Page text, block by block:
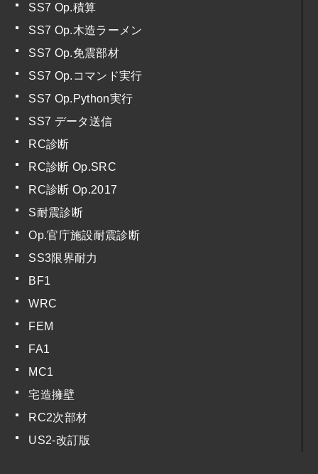
SS7 Op.積算
SS7 Op.木造ラーメン
SS7 Op.免震部材
SS7 Op.コマンド実行
SS7 Op.Python実行
SS7 データ送信
RC診断
RC診断 Op.SRC
RC診断 Op.2017
S耐震診断
Op.官庁施設耐震診断
SS3限界耐力
BF1
WRC
FEM
FA1
MC1
宅造擁壁
RC2次部材
US2-改訂版